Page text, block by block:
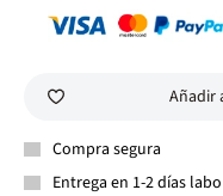
Añadir
Compra segura
Entrega en 1-2 días